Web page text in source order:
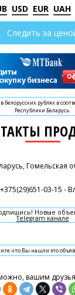
USD EUR UAH
Следить за
белорусских рублях в
Республики Беларусь.
Гомельская
+375(29)651-03-15 -
Новые
Telegram канале
что Вы нашли это
вашим